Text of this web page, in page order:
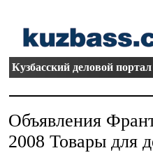
Кузбасский деловой портал
Объявления
2008 Товары для